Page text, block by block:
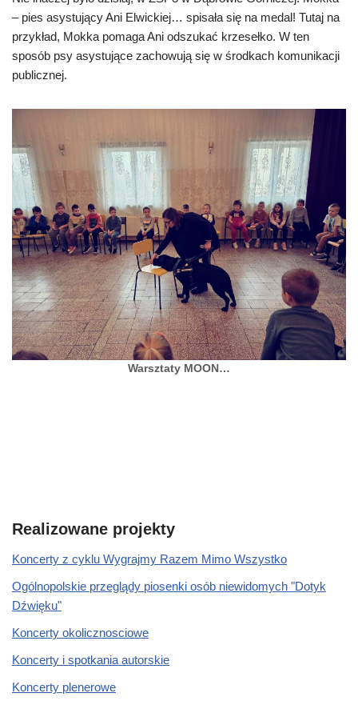
– pies asystujący Ani Elwickiej… spisała się na medal! Tutaj na
przykład, Mokka pomaga Ani odszukać krzesełko. W ten
sposób psy asystujące zachowują się w środkach komunikacji
publicznej.
Warsztaty MOON…
Realizowane projekty
Koncerty z cyklu Wygrajmy Razem Mimo Wszystko
Ogólnopolskie przeglądy piosenki osób niewidomych "Dotyk
Dźwięku"
Koncerty okolicznosciowe
Koncerty i spotkania autorskie
Koncerty plenerowe